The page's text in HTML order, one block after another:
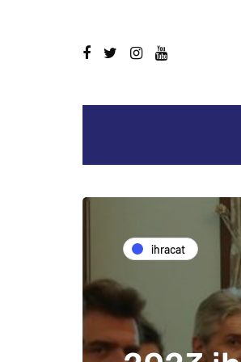
i̇hracat